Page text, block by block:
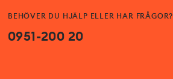
BEHÖVER DU HJÄLP ELLER HAR FRÅGOR?
0951-200 20